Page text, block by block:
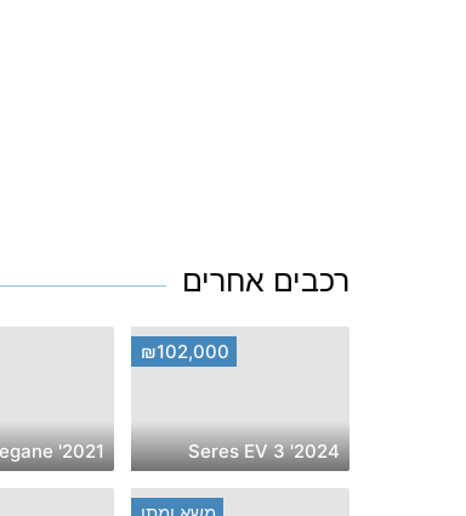
רכבים אחרים
₪102,000
2024' Seres EV 3
2021' Renault Megane